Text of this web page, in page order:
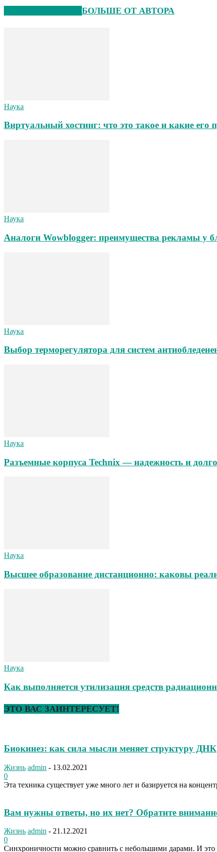
БОЛЬШЕ ОТ АВТОРА
Наука
Виртуальный хостинг: что это такое и какие его
Наука
Аналоги Wowblogger: преимущества рекламы у
Наука
Выбор терморегулятора для систем
Наука
Разъемные корпуса Technix — надежность и
Наука
Высшее образование дистанционно: каковы
Наука
Как выполняется утилизация средств
ЭТО ВАС ЗАИНТЕРЕСУЕТ!
Биокинез: как сила мысли меняет структуру ДНК
Жизнь admin - 13.02.2021
0
Эта техника существует уже много лет и базируется на
Вам нужны ответы, но их нет? Обратите
Жизнь admin - 21.12.2021
0
Синхроничности можно сравнить с небольшими дарами. И